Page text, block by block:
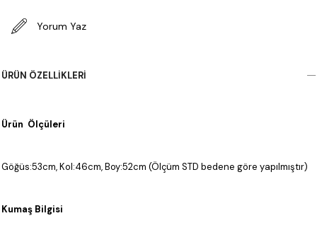
Yorum Yaz
ÜRÜN ÖZELLIKLERI
Ürün Ölçüleri
Göğüs:53cm, Kol:46cm, Boy:52cm (Ölçüm STD bedene göre yapılmıştır)
Kumaş Bilgisi